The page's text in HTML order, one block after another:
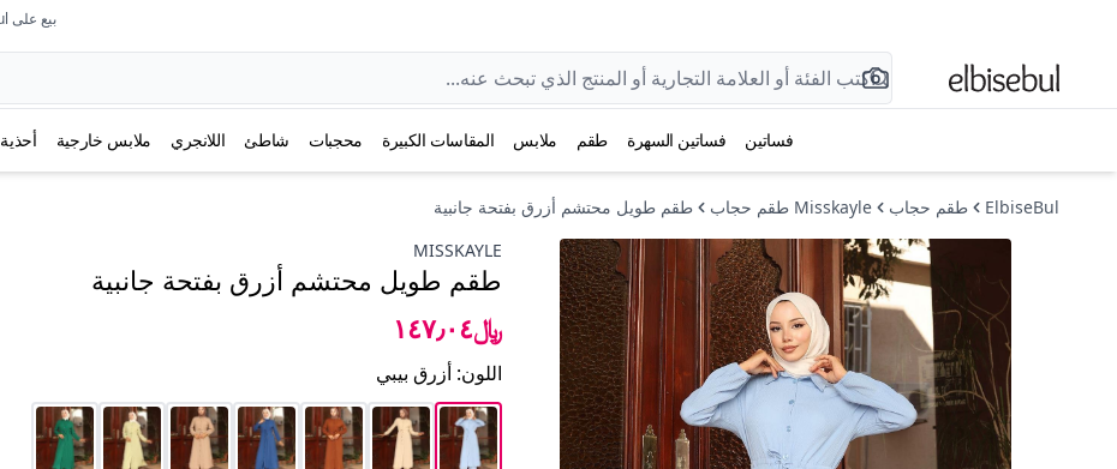
بيع على ElbiseBul
فساتين فساتين السهرة طقم ملابس المقاسات الكبيرة محجبات شاطئ اللانجري ملابس خارجية أحذية
ElbiseBul طقم حجاب Misskayle طقم حجاب
طقم طويل محتشم أزرق بفتحة جانبية
MISSKAYLE
طقم طويل محتشم أزرق بفتحة جانبية
﷼١٤٧٫٠٤
اللون: أزرق بيبي